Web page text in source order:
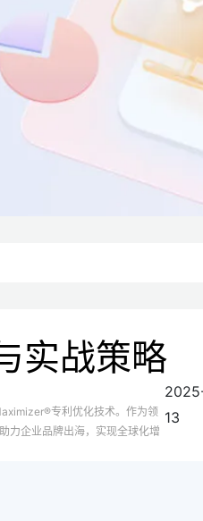
实战策略
专利优化技术。作为领
力企业品牌出海，实现全球化增
13